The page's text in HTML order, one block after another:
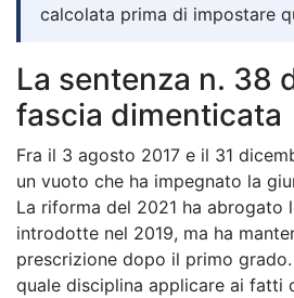
calcolata prima di impostare
La sentenza n. 38
fascia dimenticata
Fra il 3 agosto 2017 e il 31
un vuoto che ha impegnato la
La riforma del 2021 ha abrogato
introdotte nel 2019, ma ha
prescrizione dopo il primo
quale disciplina applicare ai fatti